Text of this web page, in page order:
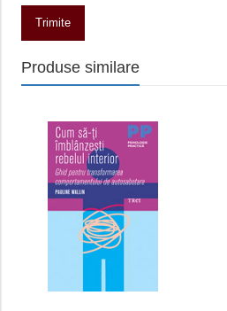
Trimite
Produse similare